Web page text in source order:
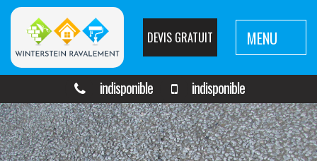
DEVIS GRATUIT MENU
indisponible indisponible